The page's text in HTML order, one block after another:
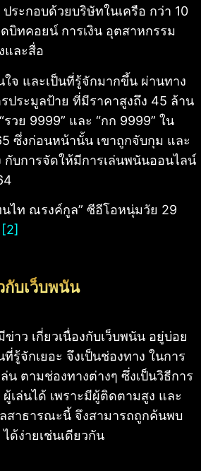
ระกอบด้วยบริษัทในเครือ กว่า 10
บิทคอยน์ การเงิน อุตสาหกรรม
และสื่อ
จ และเป็นที่รู้จักมากขึ้น ผ่านทาง
ประมูลป้าย ที่มีราคาสูงถึง 45 ล้าน
วย 9999” และ “กก 9999” ใน
ซึ่งก่อนหน้านั้น เขาถูกจับกุม และ
กับการจัดให้มีการเล่นพนันออนไลน์
นไท ณรงค์กูล” ซีอีโอหนุ่มวัย 29
[2]
กับเว็บพนัน
าว เกี่ยวเนื่องกับเว็บพนัน อยู่บ่อย
รู้จักเยอะ จึงเป็นช่องทาง ในการ
น ตามช่องทางต่างๆ ซึ่งเป็นวิธีการ
เล่นได้ เพราะมีผู้ติดตามสูง และ
สาธารณะนี้ จึงสามารถถูกค้นพบ
ด้ง่ายเช่นเดียวกัน